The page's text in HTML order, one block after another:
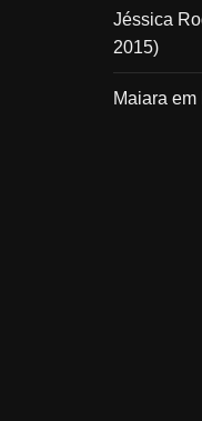
Jéssica
2015)
Maiara em